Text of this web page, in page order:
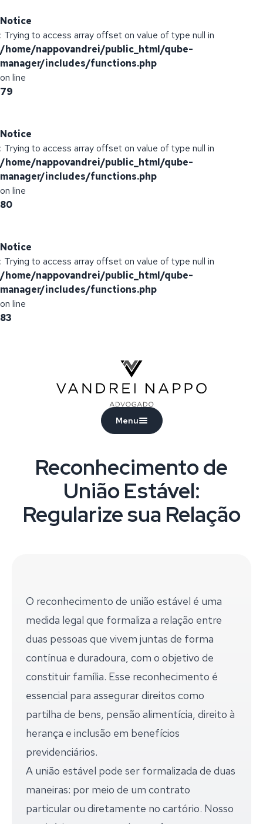
Notice
: Trying to access array offset on value of type null in
/home/nappovandrei/public_html/qube-
manager/includes/functions.php
on line
79
Notice
: Trying to access array offset on value of type null in
/home/nappovandrei/public_html/qube-
manager/includes/functions.php
on line
80
Notice
: Trying to access array offset on value of type null in
/home/nappovandrei/public_html/qube-
manager/includes/functions.php
on line
83
Menu
Reconhecimento de
União Estável:
Regularize sua Relação
O reconhecimento de união estável é uma
medida legal que formaliza a relação entre
duas pessoas que vivem juntas de forma
contínua e duradoura, com o objetivo de
constituir família. Esse reconhecimento é
essencial para assegurar direitos como
partilha de bens, pensão alimentícia, direito à
herança e inclusão em benefícios
previdenciários.
A união estável pode ser formalizada de duas
maneiras: por meio de um contrato
particular ou diretamente no cartório. Nosso